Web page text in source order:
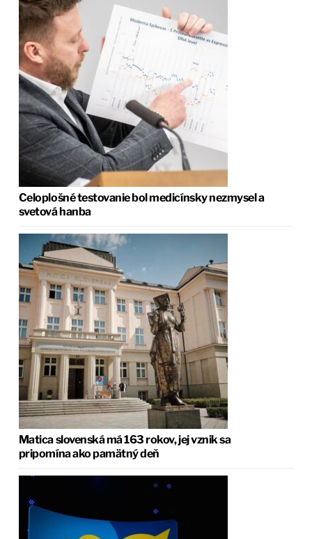
Celoplošné testovanie bol medicínsky nezmysel a
svetová hanba
Matica slovenská má 163 rokov, jej vznik sa
pripomína ako pamätný deň